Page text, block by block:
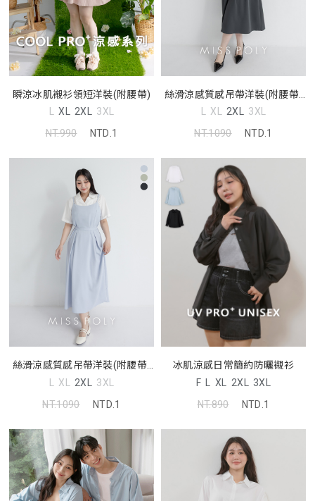
瞬涼冰肌襯衫領短洋裝(附腰帶)
L XL 2XL 3XL
NT.990
NTD.1
絲滑涼感質感吊帶洋裝(附腰帶)
MISS
L XL 2XL 3XL
NT.1090
NTD.1
絲滑涼感質感吊帶洋裝(附腰帶)
MISS
L XL 2XL 3XL
NT.1090
NTD.1
冰肌涼感日常簡約防曬襯衫
F L XL 2XL 3XL
NT.890
NTD.1